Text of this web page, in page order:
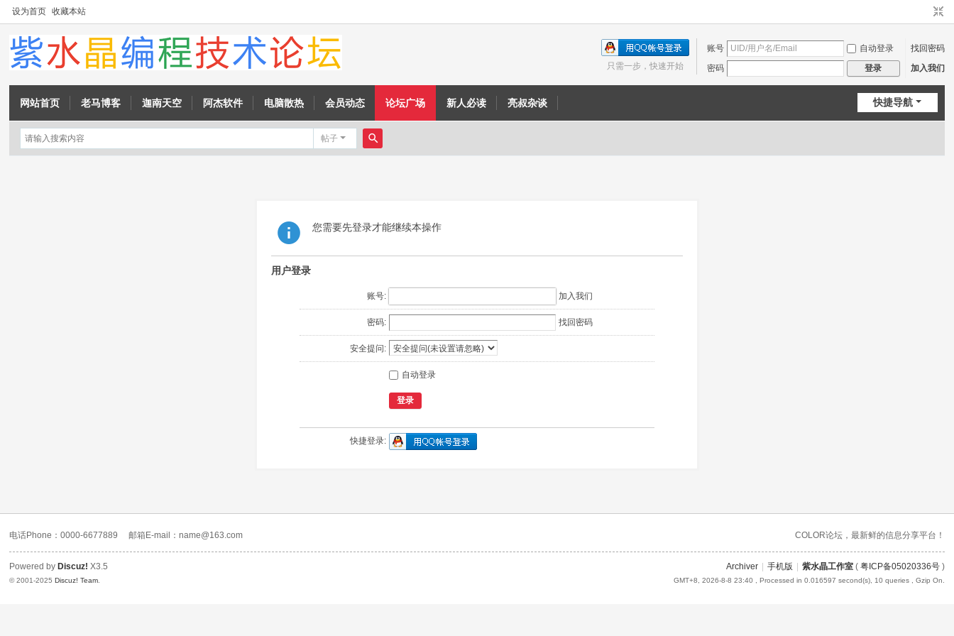
设为首页 收藏本站
账号 自动登录
找回密码
密码
登录 加入我们
只需一步，快速开始
快捷导航
网站首页 老马博客 迦南天空 阿杰软件 电脑散热 会员动态 论坛广场 新人必读 亮叔杂谈
帖子
搜
您需要先登录才能继续本操作
用户登录
账号: 加入我们
密码: 找回密码
安全提问:
自动登录
登录
快捷登录:
电话Phone：0000-6677889 邮箱E-mail：name@163.com COLOR论坛，最新鲜的信息分享平台！
Archiver 手机版 紫水晶工作室( 粤ICP备05020336号)
GMT+8, 2026-8-8 23:40 , Processed in 0.016597 second(s), 10 queries , Gzip On.
Powered by Discuz! X3.5
© 2001-2025Discuz! Team